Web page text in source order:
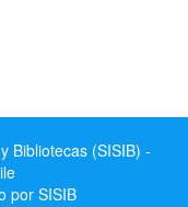
Bibliotecas (SISIB) -
por SISIB